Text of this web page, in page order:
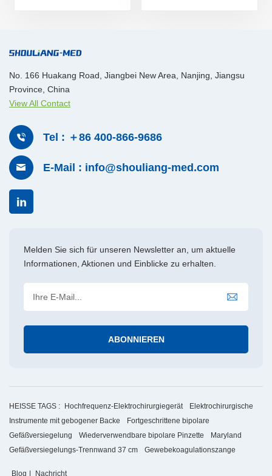
Zubehörteilen zum
von Gewebe. In
Kombination mit
kompatiblen
eignet sie sich zum
Versiegeln von Gefäßen
bis einschließlich 7 mm
Gewebebündeln und
kompatiblen
bis einschließlich 7 mm
Gewebebündeln und
No. 166 Huakang Road, Jiangbei New Area, Nanjing, Jiangsu
Province, China
View All Contact
Tel : ＋86 400-866-9686
E-Mail : info@shouliang-med.com
Melden Sie sich für unseren Newsletter an, um aktuelle
Informationen, Aktionen und Einblicke zu erhalten.
HEISSE TAGS : Hochfrequenz-Elektrochirurgiegerät
Elektrochirurgische
Instrumente mit gebogener Backe
Fortgeschrittene bipolare
Gefäßversiegelung
Wiederverwendbare bipolare Pinzette
Maryland
Gefäßversiegelungs-Trennwand 37 cm
Gewebekoagulationszange
Blog Nachricht